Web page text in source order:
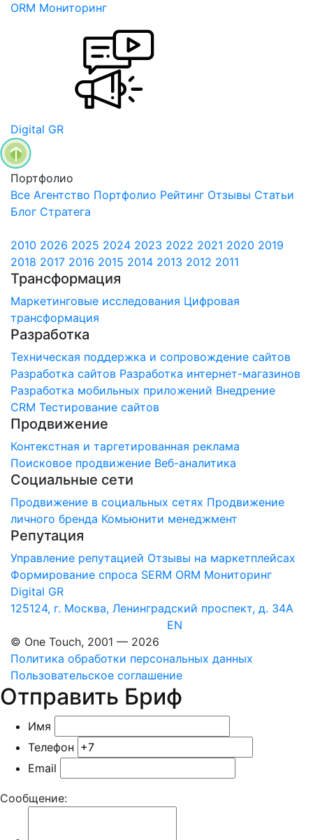
ORM Мониторинг
Digital GR
Портфолио
Все Агентство Портфолио Рейтинг Отзывы Статьи
Блог Стратега
2010 2026 2025 2024 2023 2022 2021 2020 2019
2018 2017 2016 2015 2014 2013 2012 2011
Трансформация
Маркетинговые исследования Цифровая
трансформация
Разработка
Техническая поддержка и сопровождение сайтов
Разработка сайтов Разработка интернет-магазинов
Разработка мобильных приложений Внедрение
CRM Тестирование сайтов
Продвижение
Контекстная и таргетированная реклама
Поисковое продвижение Веб-аналитика
Социальные сети
Продвижение в социальных сетях Продвижение
личного бренда Комьюнити менеджмент
Репутация
Управление репутацией Отзывы на маркетплейсах
Формирование спроса SERM ORM Мониторинг
Digital GR
125124, г. Москва, Ленинградский проспект, д. 34А
EN
© One Touch, 2001 — 2026
Политика обработки персональных данных
Пользовательское соглашение
Отправить Бриф
Имя
Телефон
Email
Сообщение: